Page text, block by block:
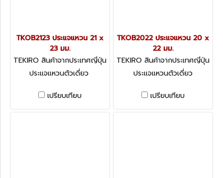
TKOB2123 ประแจแหวน 21 x
23 มม.
TEKIRO สินค้าจากประเทศญี่ปุ่น
TKOB2123
ประแจแหวนตัวเดี่ยว
เปรียบเทียบ
TKOB2022 ประแจแหวน 20 x
22 มม.
TEKIRO สินค้าจากประเทศญี่ปุ่น
TKOB2022
ประแจแหวนตัวเดี่ยว
เปรียบเทียบ